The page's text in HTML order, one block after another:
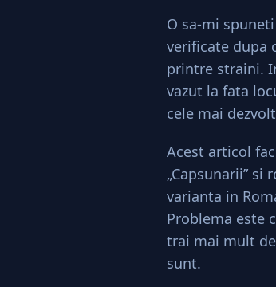
O sa-mi
verificate dupa
printre straini.
vazut la fata
cele mai
Acest articol
„Capsunarii”
varianta in
Problema este
trai mai mult
sunt.